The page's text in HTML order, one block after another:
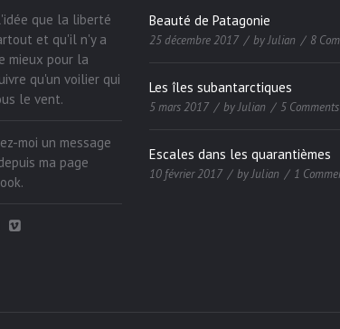
que la liberté
et qu'il n'y a
mieux pour la
qu'un voilier qui
le vent.
moi un message
ma page
.
Beauté de Patagonie
25 décembre 2017 byJulian 8
Les îles subantarctiques
5 mars 2017 byJulian 5 Comments
Escales dans les quarantièmes
10 février 2017 byJulian 1